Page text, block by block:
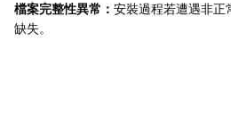
檔案完整性異常： 安裝過程若遭遇非正
缺失。